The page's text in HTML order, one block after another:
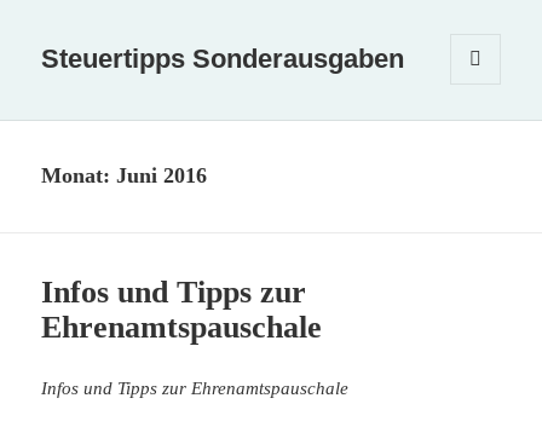
Steuertipps Sonderausgaben
WIDGETS
Monat:Juni 2016
Infos und Tipps zur
Ehrenamtspauschale
Infos und Tipps zur Ehrenamtspauschale